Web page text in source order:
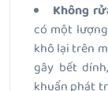
Không
có một
khô lại trên
gây bết
khuẩn phát